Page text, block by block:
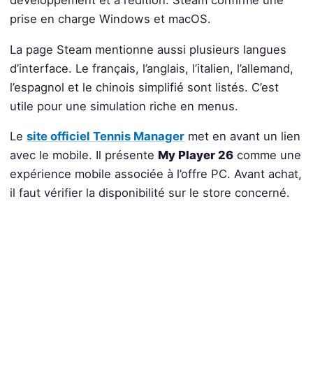
prise en charge Windows et macOS.
La page Steam mentionne aussi plusieurs langues
d’interface. Le français, l’anglais, l’italien, l’allemand,
l’espagnol et le chinois simplifié sont listés. C’est
utile pour une simulation riche en menus.
Le site officiel Tennis Managermet en avant un lien
avec le mobile. Il présente My Player 26comme une
expérience mobile associée à l’offre PC. Avant achat,
il faut vérifier la disponibilité sur le store concerné.